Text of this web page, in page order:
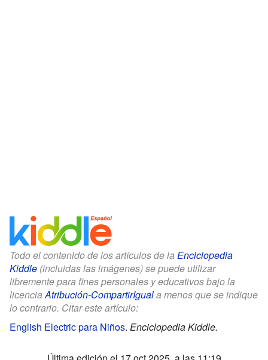
Todo el contenido de los artículos de la Enciclopedia
Kiddle (incluidas las imágenes) se puede utilizar
libremente para fines personales y educativos bajo la
licenciaAtribución-CompartirIguala menos que se indique
lo contrario. Citar este artículo:
English Electric para Niños. Enciclopedia Kiddle.
Última edición el 17 oct 2025, a las 11:19